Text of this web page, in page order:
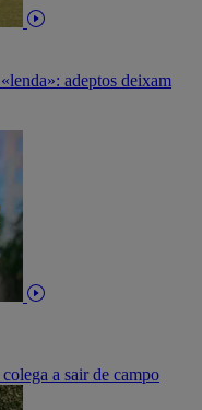
adeptos deixam
a sair de campo